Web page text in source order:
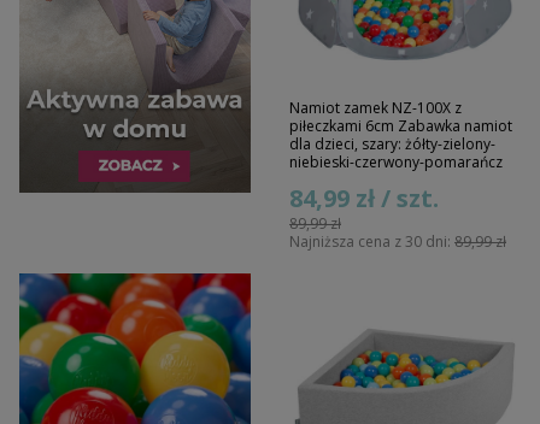
Namiot zamek NZ-100X z
piłeczkami 6cm Zabawka namiot
dla dzieci, szary: żółty-zielony-
niebieski-czerwony-pomarańcz
89,99 zł
84,99 zł / szt.
Najniższa cena z 30 dni: 89,99 zł